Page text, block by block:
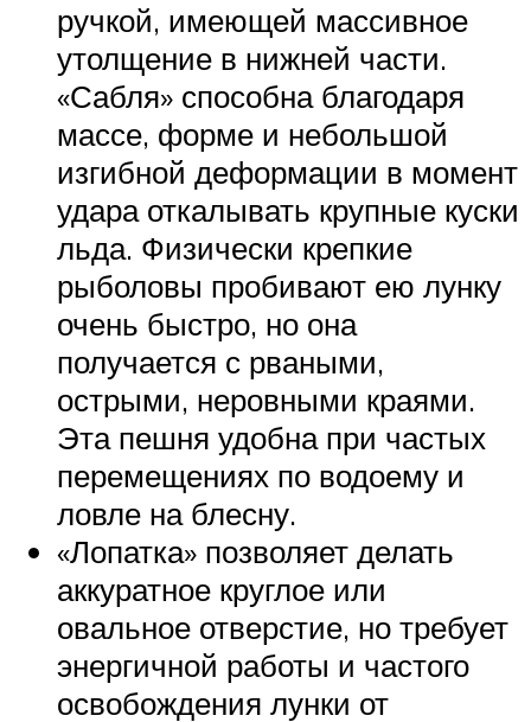
ручкой, имеющей массивное
утолщение в нижней части.
«Сабля» способна благодаря
массе, форме и небольшой
изгибной деформации в момент
удара откалывать крупные куски
льда. Физически крепкие
рыболовы пробивают ею лунку
очень быстро, но она
получается с рваными,
острыми, неровными краями.
Эта пешня удобна при частых
перемещениях по водоему и
ловле на блесну.
«Лопатка» позволяет делать
аккуратное круглое или
овальное отверстие, но требует
энергичной работы и частого
освобождения лунки от